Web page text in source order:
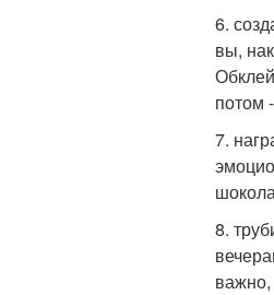
6.
вы,
потом
7.
8.